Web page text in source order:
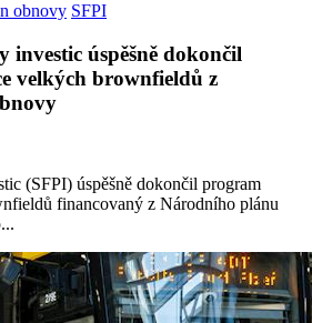
obnovy SFPI
investic úspěšně dokončil
velkých brownfieldů z
(SFPI) úspěšně dokončil program
financovaný z Národního plánu